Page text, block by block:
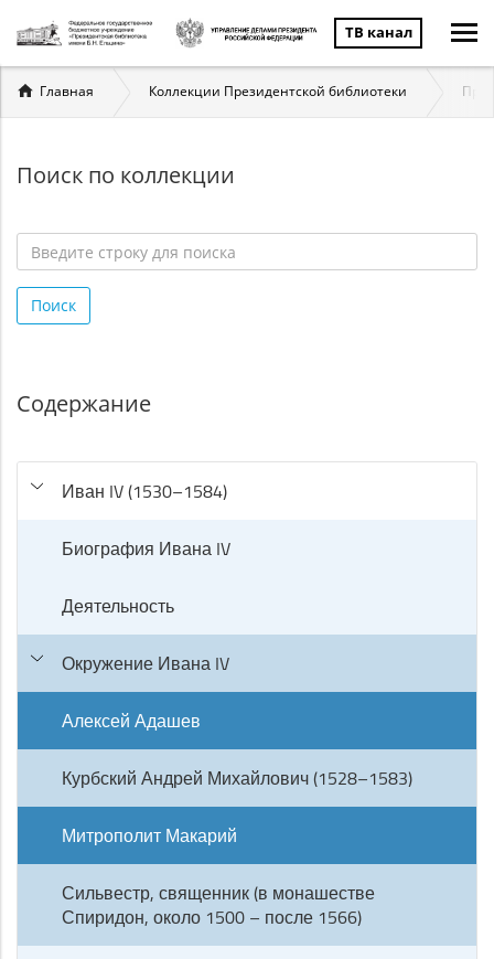
ТВ канал
Вы
здесь
Главная Коллекции Президентской библиотеки
Поиск по коллекции
строку
для
Поиск
Содержание
Иван IV (1530–1584)
Биография Ивана IV
Деятельность
Окружение Ивана IV
Алексей Адашев
Курбский Андрей Михайлович (1528–1583)
Митрополит Макарий
Сильвестр, священник (в монашестве
Спиридон, около 1500 – после 1566)